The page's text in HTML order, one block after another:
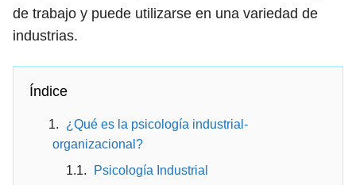
de trabajo y puede utilizarse en una variedad de
industrias.
Índice
¿Qué es la psicología industrial-
organizacional?
Psicología Industrial